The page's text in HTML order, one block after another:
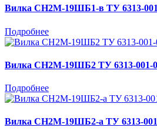
Вилка СН2М-19ШБ1-в ТУ 6313-
Подробнее
Вилка СН2М-19ШБ2 ТУ 6313-001-
Подробнее
Вилка СН2М-19ШБ2-а ТУ 6313-001-